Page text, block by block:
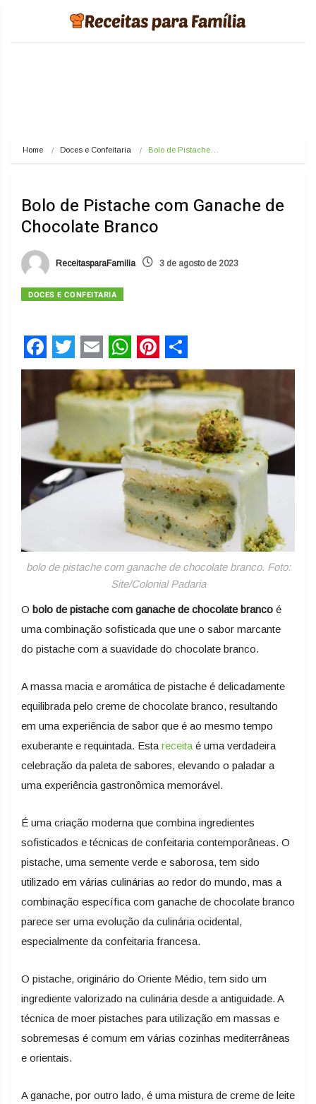
Home Doces e Confeitaria Bolo de Pistache…
Bolo de Pistache com Ganache de
Chocolate Branco
ReceitasparaFamilia 3 de agosto de 2023
DOCES E CONFEITARIA
Facebook
Twitter
EmailWhatsApp
Pinterest
Share
bolo de pistache com ganache de chocolate branco. Foto:
Site/Colonial Padaria
O bolo de pistache com ganache de chocolate branco é
uma combinação sofisticada que une o sabor marcante
do pistache com a suavidade do chocolate branco.
A massa macia e aromática de pistache é delicadamente
equilibrada pelo creme de chocolate branco, resultando
em uma experiência de sabor que é ao mesmo tempo
exuberante e requintada. Esta receita é uma verdadeira
celebração da paleta de sabores, elevando o paladar a
uma experiência gastronômica memorável.
É uma criação moderna que combina ingredientes
sofisticados e técnicas de confeitaria contemporâneas. O
pistache, uma semente verde e saborosa, tem sido
utilizado em várias culinárias ao redor do mundo, mas a
combinação específica com ganache de chocolate branco
parece ser uma evolução da culinária ocidental,
especialmente da confeitaria francesa.
O pistache, originário do Oriente Médio, tem sido um
ingrediente valorizado na culinária desde a antiguidade. A
técnica de moer pistaches para utilização em massas e
sobremesas é comum em várias cozinhas mediterrâneas
e orientais.
A ganache, por outro lado, é uma mistura de creme de leite